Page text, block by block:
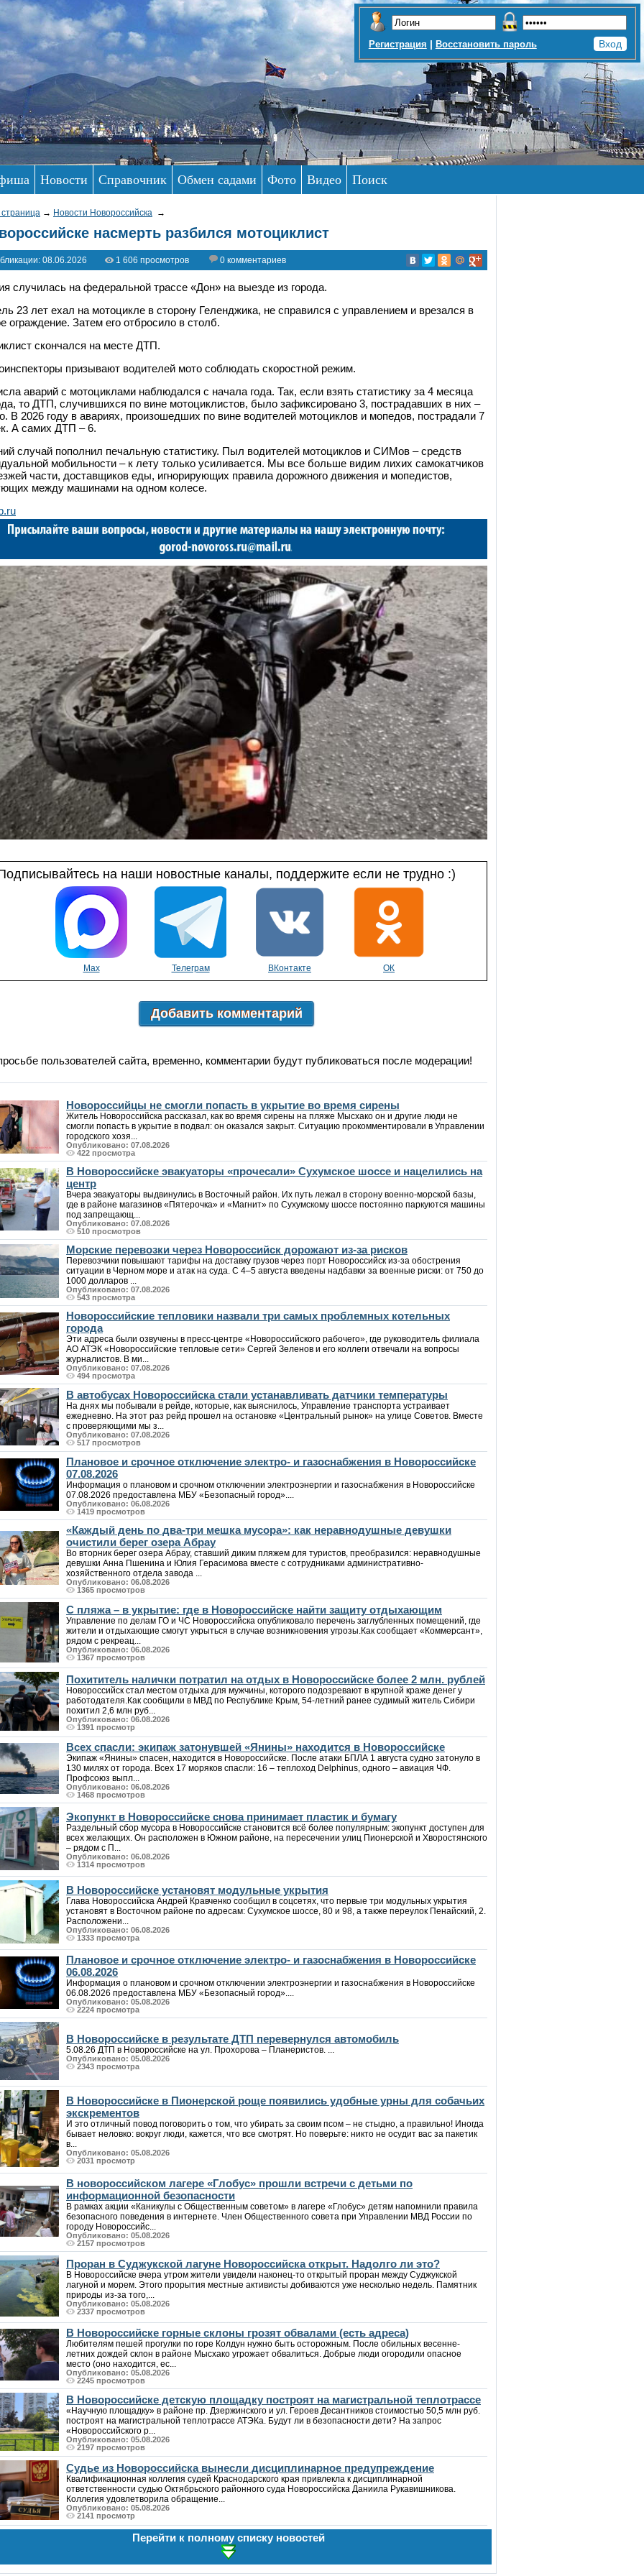
Регистрация | Восстановить пароль
Новости Справочник Обмен садами Фото Видео Поиск
→ Новости Новороссийска →
насмерть разбился мотоциклист
08.06.2026 1 606 просмотров 0 комментариев
случилась на федеральной трассе «Дон» на выезде из города.
23 лет ехал на мотоцикле в сторону Геленджика, не справился с управлением и врезался в
ограждение. Затем его отбросило в столб.
скончался на месте ДТП.
призывают водителей мото соблюдать скоростной режим.
аварий с мотоциклами наблюдался с начала года. Так, если взять статистику за 4 месяца
то ДТП, случившихся по вине мотоциклистов, было зафиксировано 3, пострадавших в них –
В 2026 году в авариях, произошедших по вине водителей мотоциклов и мопедов, пострадали 7
А самих ДТП – 6.
случай пополнил печальную статистику. Пыл водителей мотоциклов и СИМов – средств
мобильности – к лету только усиливается. Мы все больше видим лихих самокатчиков
части, доставщиков еды, игнорирующих правила дорожного движения и мопедистов,
между машинами на одном колесе.
на наши новостные каналы, поддержите если не трудно :)
Max Телеграм ВКонтакте ОК
Добавить комментарий
пользователей сайта, временно, комментарии будут публиковаться после модерации!
Новороссийцы не смогли попасть в укрытие во время сирены
Житель Новороссийска рассказал, как во время сирены на пляже Мысхако он и другие люди не
смогли попасть в укрытие в подвал: он оказался закрыт. Ситуацию прокомментировали в Управлении
городского хозя...
Опубликовано: 07.08.2026
422 просмотра
В Новороссийске эвакуаторы «прочесали» Сухумское шоссе и нацелились на
центр
Вчера эвакуаторы выдвинулись в Восточный район. Их путь лежал в сторону военно-морской базы,
где в районе магазинов «Пятерочка» и «Магнит» по Сухумскому шоссе постоянно паркуются машины
под запрещающ...
Опубликовано: 07.08.2026
510 просмотров
Морские перевозки через Новороссийск дорожают из-за рисков
Перевозчики повышают тарифы на доставку грузов через порт Новороссийск из-за обострения
ситуации в Черном море и атак на суда. С 4–5 августа введены надбавки за военные риски: от 750 до
1000 долларов ...
Опубликовано: 07.08.2026
543 просмотра
Новороссийские тепловики назвали три самых проблемных котельных
города
Эти адреса были озвучены в пресс-центре «Новороссийского рабочего», где руководитель филиала
АО АТЭК «Новороссийские тепловые сети» Сергей Зеленов и его коллеги отвечали на вопросы
журналистов. В ми...
Опубликовано: 07.08.2026
494 просмотра
В автобусах Новороссийска стали устанавливать датчики температуры
На днях мы побывали в рейде, которые, как выяснилось, Управление транспорта устраивает
ежедневно. На этот раз рейд прошел на остановке «Центральный рынок» на улице Советов. Вместе
с проверяющими мы з...
Опубликовано: 07.08.2026
517 просмотров
Плановое и срочное отключение электро- и газоснабжения в Новороссийске
07.08.2026
Информация о плановом и срочном отключении электроэнергии и газоснабжения в Новороссийске
07.08.2026 предоставлена МБУ «Безопасный город»....
Опубликовано: 06.08.2026
1419 просмотров
«Каждый день по два-три мешка мусора»: как неравнодушные девушки
очистили берег озера Абрау
Во вторник берег озера Абрау, ставший диким пляжем для туристов, преобразился: неравнодушные
девушки Анна Пшенина и Юлия Герасимова вместе с сотрудниками административно-
хозяйственного отдела завода ...
Опубликовано: 06.08.2026
1365 просмотров
С пляжа – в укрытие: где в Новороссийске найти защиту отдыхающим
Управление по делам ГО и ЧС Новороссийска опубликовало перечень заглубленных помещений, где
жители и отдыхающие смогут укрыться в случае возникновения угрозы.Как сообщает «Коммерсант»,
рядом с рекреац...
Опубликовано: 06.08.2026
1367 просмотров
Похититель налички потратил на отдых в Новороссийске более 2 млн. рублей
Новороссийск стал местом отдыха для мужчины, которого подозревают в крупной краже денег у
работодателя.Как сообщили в МВД по Республике Крым, 54-летний ранее судимый житель Сибири
похитил 2,6 млн руб...
Опубликовано: 06.08.2026
1391 просмотр
Всех спасли: экипаж затонувшей «Янины» находится в Новороссийске
Экипаж «Янины» спасен, находится в Новороссийске. После атаки БПЛА 1 августа судно затонуло в
130 милях от города. Всех 17 моряков спасли: 16 – теплоход Delphinus, одного – авиация ЧФ.
Профсоюз выпл...
Опубликовано: 06.08.2026
1468 просмотров
Экопункт в Новороссийске снова принимает пластик и бумагу
Раздельный сбор мусора в Новороссийске становится всё более популярным: экопункт доступен для
всех желающих. Он расположен в Южном районе, на пересечении улиц Пионерской и Хворостянского
– рядом с П...
Опубликовано: 06.08.2026
1314 просмотров
В Новороссийске установят модульные укрытия
Глава Новороссийска Андрей Кравченко сообщил в соцсетях, что первые три модульных укрытия
установят в Восточном районе по адресам: Сухумское шоссе, 80 и 98, а также переулок Пенайский, 2.
Расположени...
Опубликовано: 06.08.2026
1333 просмотра
Плановое и срочное отключение электро- и газоснабжения в Новороссийске
06.08.2026
Информация о плановом и срочном отключении электроэнергии и газоснабжения в Новороссийске
06.08.2026 предоставлена МБУ «Безопасный город»....
Опубликовано: 05.08.2026
2224 просмотра
В Новороссийске в результате ДТП перевернулся автомобиль
5.08.26 ДТП в Новороссийске на ул. Прохорова – Планеристов. ...
Опубликовано: 05.08.2026
2343 просмотра
В Новороссийске в Пионерской роще появились удобные урны для собачьих
экскрементов
И это отличный повод поговорить о том, что убирать за своим псом – не стыдно, а правильно! Иногда
бывает неловко: вокруг люди, кажется, что все смотрят. Но поверьте: никто не осудит вас за пакетик
в...
Опубликовано: 05.08.2026
2031 просмотр
В новороссийском лагере «Глобус» прошли встречи с детьми по
информационной безопасности
В рамках акции «Каникулы с Общественным советом» в лагере «Глобус» детям напомнили правила
безопасного поведения в интернете. Член Общественного совета при Управлении МВД России по
городу Новороссийс...
Опубликовано: 05.08.2026
2157 просмотров
Проран в Суджукской лагуне Новороссийска открыт. Надолго ли это?
В Новороссийске вчера утром жители увидели наконец-то открытый проран между Суджукской
лагуной и морем. Этого прорытия местные активисты добиваются уже несколько недель. Памятник
природы из-за того,...
Опубликовано: 05.08.2026
2337 просмотров
В Новороссийске горные склоны грозят обвалами (есть адреса)
Любителям пешей прогулки по горе Колдун нужно быть осторожным. После обильных весенне-
летних дождей склон в районе Мысхако угрожает обвалиться. Добрые люди огородили опасное
место (оно находится, ес...
Опубликовано: 05.08.2026
2245 просмотров
В Новороссийске детскую площадку построят на магистральной теплотрассе
«Научную площадку» в районе пр. Дзержинского и ул. Героев Десантников стоимостью 50,5 млн руб.
построят на магистральной теплотрассе АТЭКа. Будут ли в безопасности дети? На запрос
«Новороссийского р...
Опубликовано: 05.08.2026
2197 просмотров
Судье из Новороссийска вынесли дисциплинарное предупреждение
Квалификационная коллегия судей Краснодарского края привлекла к дисциплинарной
ответственности судью Октябрьского районного суда Новороссийска Даниила Рукавишникова.
Коллегия удовлетворила обращение...
Опубликовано: 05.08.2026
2141 просмотр
Перейти к полному списку новостей